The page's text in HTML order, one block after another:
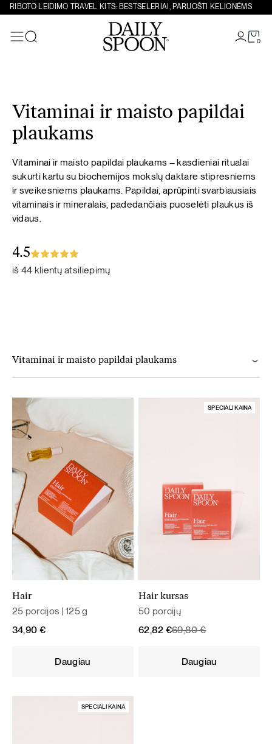
RIBOTO LEIDIMO TRAVEL KITS: BESTSELERIAI, PARUOŠTI KELIONĖMS
0
Vitaminai ir maisto papildai
plaukams
Vitaminai ir maisto papildai plaukams – kasdieniai ritualai
sukurti kartu su biochemijos mokslų daktare stipresniems
ir sveikesniems plaukams. Papildai, aprūpinti svarbiausiais
vitaminais ir mineralais, padedančiais puoselėti plaukus iš
vidaus.
4.5
iš 44 klientų atsiliepimų
Vitaminai ir maisto papildai plaukams
Hair
25 porcijos | 125 g
34,90 €
Daugiau
SPECIALI KAINA
Hair kursas
50 porcijų
69,80€
Original
62,82 €
Current
Daugiau
SPECIALI KAINA